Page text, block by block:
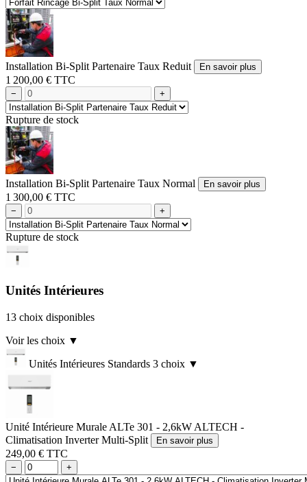
Installation Bi-Split Partenaire Taux Reduit En savoir plus
1 200,00 € TTC
− +
Rupture de stock
Installation Bi-Split Partenaire Taux Normal En savoir plus
1 300,00 € TTC
− +
Rupture de stock
Unités Intérieures
13 choix disponibles
Voir les choix ▼
Unités Intérieures Standards 3 choix ▼
Unité Intérieure Murale ALTe 301 - 2,6kW ALTECH -
Climatisation Inverter Multi-Split
En savoir plus
249,00 € TTC
− +